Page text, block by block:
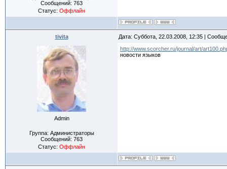
Сообщений: 763
Статус: Оффлайн
tivita Дата: Суббота, 22.03.2008, 12:35 |
Admin
Группа: Администраторы
Сообщений: 763
Статус: Оффлайн
http://www.scorcher.ru/journal/art/
новости языков